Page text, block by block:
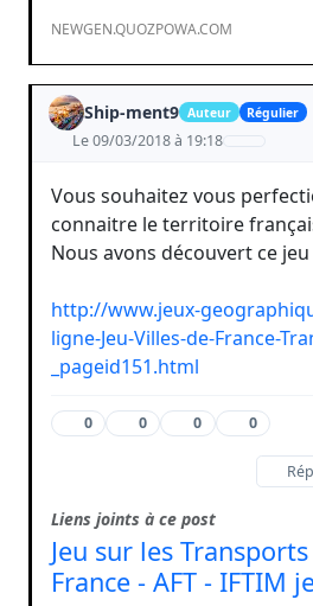
NEWGEN.QUOZPOWA.COM
Ship-ment9 Auteur Régulier
Le 09/03/2018 à 19:18
Vous souhaitez vous
connaitre le territoire
Nous avons découvert ce jeu
http://www.jeux-
ligne-Jeu-Villes-de-France-
_pageid151.html
0 0 0 0
Liens joints à ce post
Jeu sur les
France - AFT - IFTIM